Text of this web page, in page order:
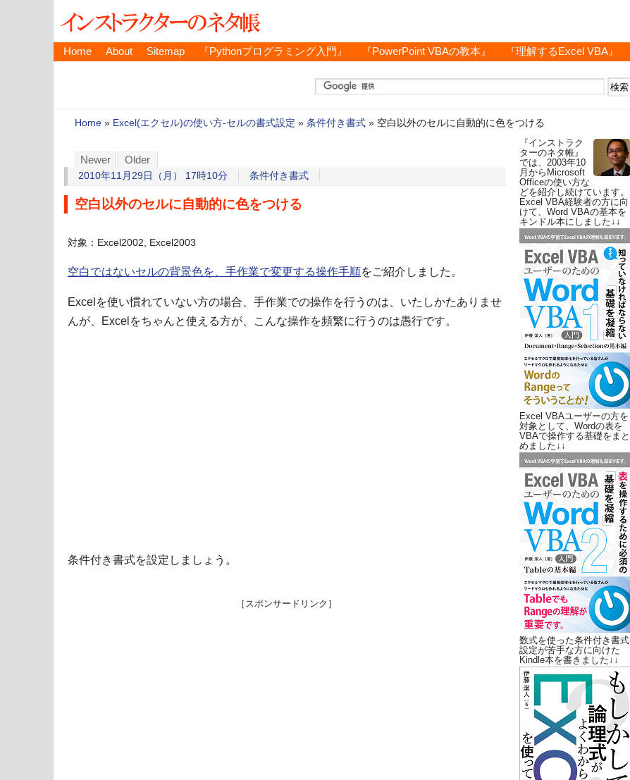
Home About Sitemap 『Pythonプログラミング入門』 『PowerPoint VBAの教本』 『理解するExcel VBA』
Home » Excel(エクセル)の使い方-セルの書式設定 » 条件付き書式 » 空白以外のセルに自動的に色をつける
Newer Older
2010年11月29日（月） 17時10分 条件付き書式
空白以外のセルに自動的に色をつける
対象：Excel2002, Excel2003
空白ではないセルの背景色を、手作業で変更する操作手順をご紹介しました。
Excelを使い慣れていない方の場合、手作業での操作を行うのは、いたしかたありませ
んが、Excelをちゃんと使える方が、こんな操作を頻繁に行うのは愚行です。
条件付き書式を設定しましょう。
［スポンサードリンク］
『インストラク
ターのネタ帳』
では、2003年10
月からMicrosoft
Officeの使い方な
どを紹介し続けています。
Excel VBA経験者の方に向
けて、Word VBAの基本を
キンドル本にしました↓↓
Excel VBAユーザーの方を
対象として、Wordの表を
VBAで操作する基礎をまと
めました↓↓
数式を使った条件付き書式
設定が苦手な方に向けた
Kindle本を書きました↓↓